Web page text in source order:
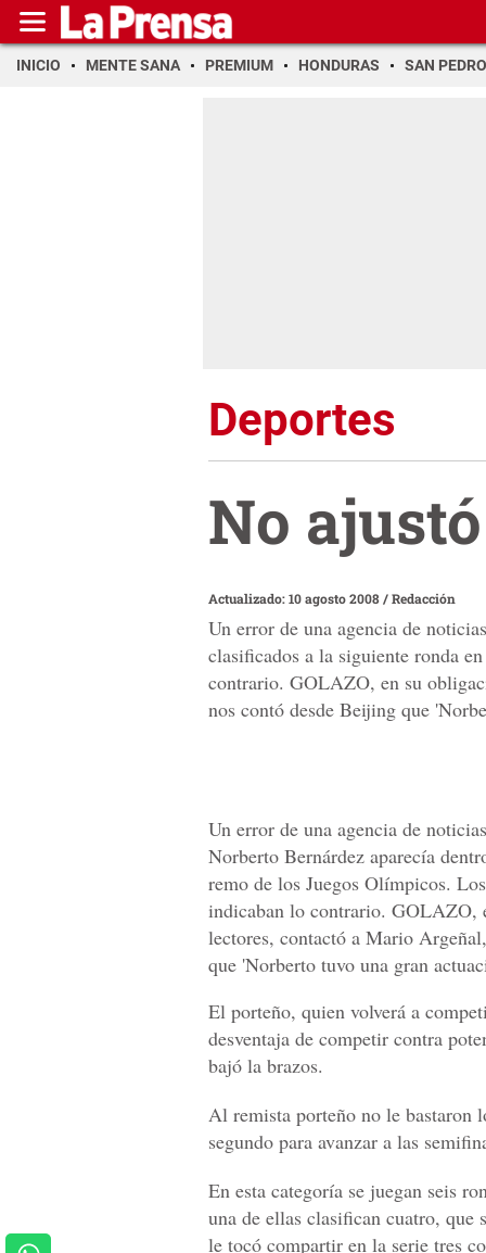
INICIO MENTE SANA PREMIUM HONDURAS SAN PEDRO
Deportes
No ajustó
Actualizado: 10 agosto 2008/Redacción
Un error de una agencia de
clasificados a la siguiente ronda
contrario. GOLAZO, en su
nos contó desde Beijing que
Un error de una agencia de
Norberto Bernárdez aparecía
remo de los Juegos Olímpicos.
indicaban lo contrario. GOLAZO,
lectores, contactó a Mario
que 'Norberto tuvo una gran
El porteño, quien volverá a
desventaja de competir contra
bajó la brazos.
Al remista porteño no le bastaron
segundo para avanzar a las
En esta categoría se juegan seis
una de ellas clasifican cuatro,
le tocó compartir en la serie tres